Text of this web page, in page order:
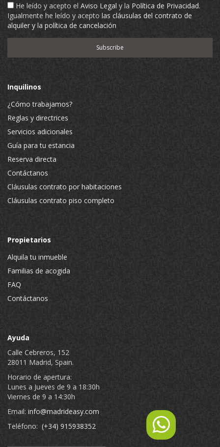
He leído y acepto el Aviso Legal y la Política de Privacidad.
Igualmente he leído y acepto las cláusulas del contrato de
alquiler y la política de cancelación
Inquilinos
¿Cómo trabajamos?
Reglas y directrices
Servicios adicionales
Guía para tu estancia
Reserva directa
Contáctanos
Cláusulas contrato por habitaciones
Cláusulas contrato piso completo
Propietarios
Alquila tu inmueble
Familias de acogida
FAQ
Contáctanos
Ayuda
Calle Cebreros, 152
28011 Madrid, Spain.
Horario de apertura:
Lunes a Jueves de 9 a 18:30h
Viernes de 9 a 14:30h
Email: info@madrideasy.com
Teléfono: (+34) 915938352